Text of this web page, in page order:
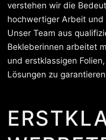
verstehen wir die
hochwertiger Arbeit
Unser Team aus
Bekleberinnen arbeitet
und erstklassigen
Lösungen zu